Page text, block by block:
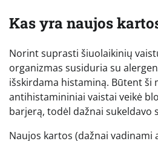
Kas yra naujos
Norint suprasti šiuolaikinių
organizmas susiduria su
išskirdama histaminą. Būtent ši
antihistamininiai vaistai veikė
barjerą, todėl dažnai sukeldavo
Naujos kartos (dažnai